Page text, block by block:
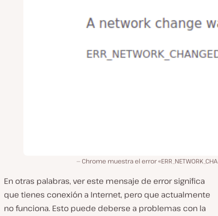
Chrome muestra el error
En otras palabras, ver este mensaje de error significa
que tienes conexión a Internet, pero que actualmente
no funciona. Esto puede deberse a problemas con la